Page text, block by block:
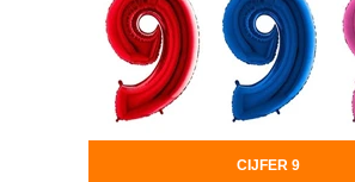
CIJFER 9